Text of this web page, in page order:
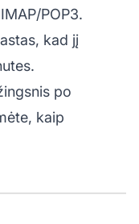
POP3.
kad jį
po
kaip